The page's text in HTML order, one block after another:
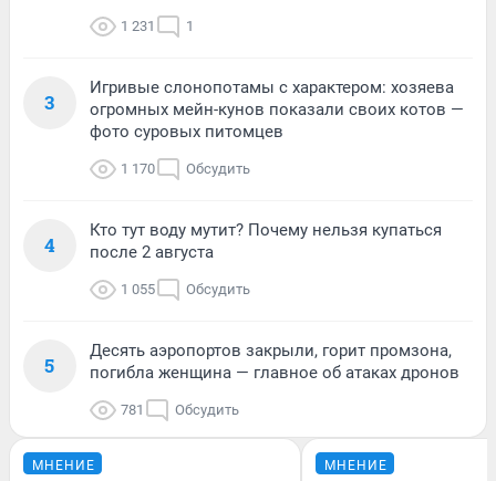
1 231 1
3
Игривые слонопотамы с характером: хозяева
огромных мейн-кунов показали своих котов —
фото суровых питомцев
1 170 Обсудить
4
Кто тут воду мутит? Почему нельзя купаться
после 2 августа
1 055 Обсудить
5
Десять аэропортов закрыли, горит промзона,
погибла женщина — главное об атаках дронов
781 Обсудить
МНЕНИЕ МНЕНИЕ